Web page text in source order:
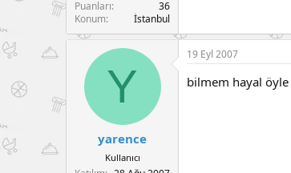
Puanları
36
Konum
İstanbul
Y
yarence
Kullanıcı
19 Eyl 2007
bilmem hayal